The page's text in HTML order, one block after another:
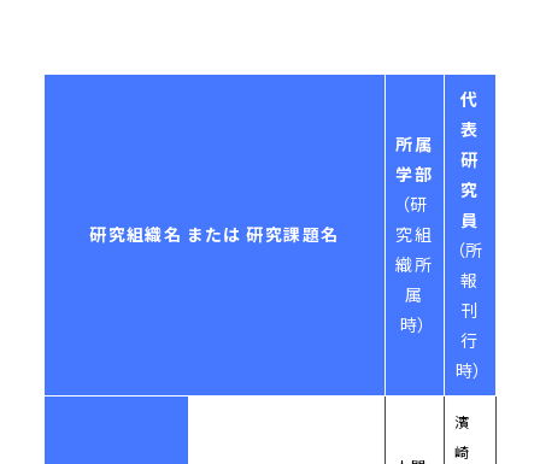
研究組織名 または 研究課題名
所属
学部
（研
究組
織所
属
時）
代
表
研
究
員
（所
報
刊
行
時）
濱
崎